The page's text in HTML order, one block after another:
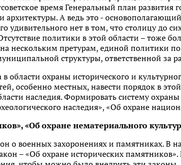
время Генеральный план развития
архитектуры. А ведь это -
удивительного нет в том, что столицу до
политики в этой области – тоже
нескольким претурам, единой политики
структуры, ответственной за
в области охраны исторического и
особенно местных, навести порядок в
наследия. Формировать систему
наследия», «Об охране
«Об охране нематериального
о военных захоронениях и памятниках. В
– «Об охране исторических памятников».